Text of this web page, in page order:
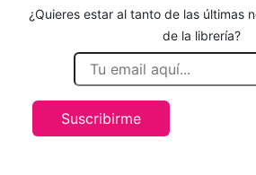
¿Quieres estar al tanto de las últimas
de la librería?
Suscribirme